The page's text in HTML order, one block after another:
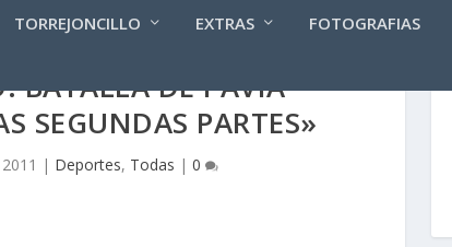
TORREJONCILLO EXTRAS FOTOGRAFIAS
BATALLA DE PAVÍA
SEGUNDAS PARTES»
| Deportes, Todas | 0